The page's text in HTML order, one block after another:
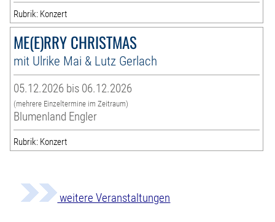
Rubrik: Konzert
ME(E)RRY CHRISTMAS
mit Ulrike Mai & Lutz Gerlach
05.12.2026 bis 06.12.2026
(mehrere Einzeltermine im Zeitraum)
Blumenland Engler
Rubrik: Konzert
weitere Veranstaltungen